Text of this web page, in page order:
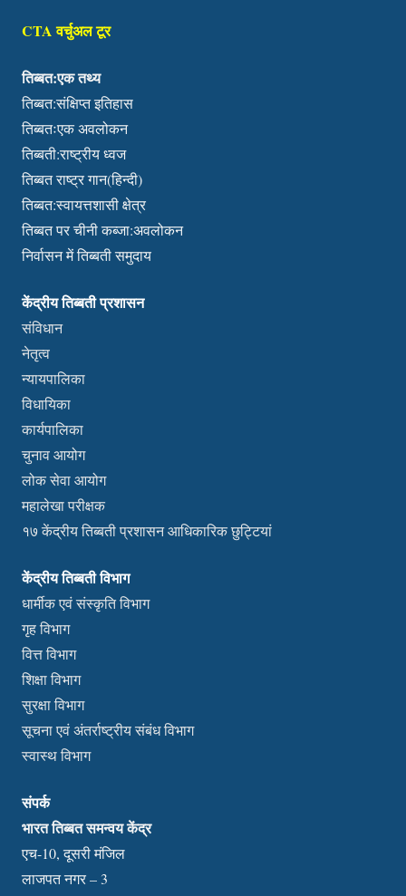
CTA वर्चुअल टूर
तिब्बत:एक तथ्य
तिब्बत:संक्षिप्त इतिहास
तिब्बतःएक अवलोकन
तिब्बती:राष्ट्रीय ध्वज
तिब्बत राष्ट्र गान(हिन्दी)
तिब्बत:स्वायत्तशासी क्षेत्र
तिब्बत पर चीनी कब्जा:अवलोकन
निर्वासन में तिब्बती समुदाय
केंद्रीय तिब्बती प्रशासन
संविधान
नेतृत्व
न्यायपालिका
विधायिका
कार्यपालिका
चुनाव आयोग
लोक सेवा आयोग
महालेखा परीक्षक
१७ केंद्रीय तिब्बती प्रशासन आधिकारिक छुट्टियां
केंद्रीय तिब्बती विभाग
धार्मीक एवं संस्कृति विभाग
गृह विभाग
वित्त विभाग
शिक्षा विभाग
सुरक्षा विभाग
सूचना एवं अंतर्राष्ट्रीय संबंध विभाग
स्वास्थ विभाग
संपर्क
भारत तिब्बत समन्वय केंद्र
एच-10, दूसरी मंजिल
लाजपत नगर – 3